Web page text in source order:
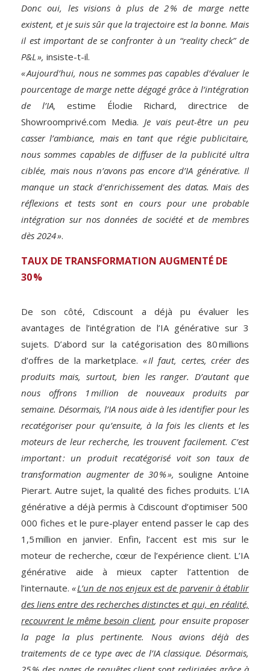
Donc oui, les visions à plus de 2 % de marge nette
existent, et je suis sûr que la trajectoire est la bonne. Mais
il est important de se confronter à un “reality check” de
P&L », insiste-t-il.
« Aujourd’hui, nous ne sommes pas capables d’évaluer le
pourcentage de marge nette dégagé grâce à l’intégration
de l’IA, estime Élodie Richard, directrice de
Showroomprivé.com Media. Je vais peut-être un peu
casser l’ambiance, mais en tant que régie publicitaire,
nous sommes capables de diffuser de la publicité ultra
ciblée, mais nous n’avons pas encore d’IA générative. Il
manque un stack d’enrichissement des datas. Mais des
réflexions et tests sont en cours pour une probable
intégration sur nos données de société et de membres
dès 2024 ».
TAUX DE TRANSFORMATION AUGMENTÉ DE
30 %
De son côté, Cdiscount a déjà pu évaluer les
avantages de l’intégration de l’IA générative sur 3
sujets. D’abord sur la catégorisation des 80 millions
d’offres de la marketplace. « Il faut, certes, créer des
produits mais, surtout, bien les ranger. D’autant que
nous offrons 1 million de nouveaux produits par
semaine. Désormais, l’IA nous aide à les identifier pour les
recatégoriser pour qu’ensuite, à la fois les clients et les
moteurs de leur recherche, les trouvent facilement. C’est
important : un produit recatégorisé voit son taux de
transformation augmenter de 30 % », souligne Antoine
Pierart. Autre sujet, la qualité des fiches produits. L’IA
générative a déjà permis à Cdiscount d’optimiser 500
000 fiches et le pure-player entend passer le cap des
1,5 million en janvier. Enfin, l’accent est mis sur le
moteur de recherche, cœur de l’expérience client. L’IA
générative aide à mieux capter l’attention de
l’internaute.«L’un de nos enjeux est de parvenir à établir
des liens entre des recherches distinctes et qui, en réalité,
recouvrent le même besoin client, pour ensuite proposer
la page la plus pertinente. Nous avions déjà des
traitements de ce type avec de l’IA classique. Désormais,